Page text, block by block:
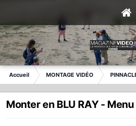
Accueil MONTAGE VIDÉO
Monter en BLU RAY - Menu